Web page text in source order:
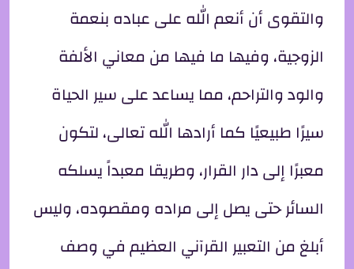
والتقوى أن أنعم الله على عباده بنعمة
الزوجية، وفيها ما فيها من معاني الألفة
والود والتراحم، مما يساعد على سير الحياة
سيرًا طبيعيًا كما أرادها الله تعالى، لتكون
معبرًا إلى دار القرار، وطريقا معبداً يسلكه
السائر حتى يصل إلى مراده ومقصوده، وليس
أبلغ من التعبير القرآني العظيم في وصف